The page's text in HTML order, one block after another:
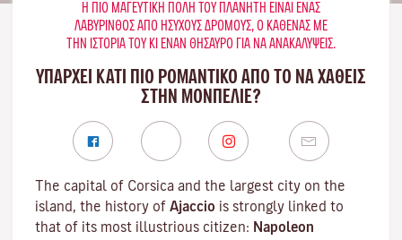
Η ΠΙΟ ΜΑΓΕΥΤΙΚΉ ΠΌΛΗ ΤΟΥ ΠΛΑΝΉΤΗ ΕΊΝΑΙ ΈΝΑΣ
ΛΑΒΎΡΙΝΘΟΣ ΑΠΌ ΉΣΥΧΟΥΣ ΔΡΌΜΟΥΣ, Ο ΚΑΘΈΝΑΣ ΜΕ
ΤΗΝ ΙΣΤΟΡΊΑ ΤΟΥ ΚΙ ΈΝΑΝ ΘΗΣΑΥΡΌ ΓΙΑ ΝΑ ΑΝΑΚΑΛΎΨΕΙΣ.
ΥΠΑΡΧΕΙ ΚΑΤΙ ΠΙΟ ΡΟΜΑΝΤΙΚΟ ΑΠΟ ΤΟ ΝΑ ΧΑΘΕΙΣ
ΣΤΗΝ ΜΟΝΠΕΛΙΈ?
The capital of Corsica and the largest city on the
island, the history of Ajaccio is strongly linked to
that of its most illustrious citizen: Napoleon